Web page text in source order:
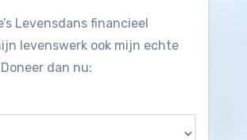
Levensdans financieel
levenswerk ook mijn echte
dan nu: